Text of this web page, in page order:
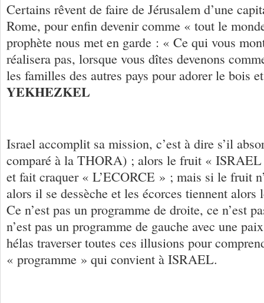
Certains rêvent de faire de Jérusalem d’une
Rome, pour enfin devenir comme « tout le
prophète nous met en garde : « Ce qui vous
réalisera pas, lorsque vous dîtes devenons
les familles des autres pays pour adorer le bois
YEKHEZKEL
Israel accomplit sa mission, c’est à dire s’il
comparé à la THORA) ; alors le fruit « ISRAEL
et fait craquer « L’ECORCE » ; mais si le fruit
alors il se dessèche et les écorces tiennent
Ce n’est pas un programme de droite, ce n’est
n’est pas un programme de gauche avec une
hélas traverser toutes ces illusions pour
« programme » qui convient à ISRAEL.